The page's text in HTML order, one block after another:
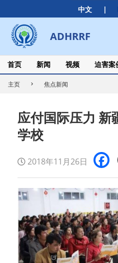
中文 |
to
content
ADHRRF
Secondary
Navigation
Menu
首页 新闻 视频 迫害案
主页 焦点新闻
应付国际压力 新
学校
2018年11月26日